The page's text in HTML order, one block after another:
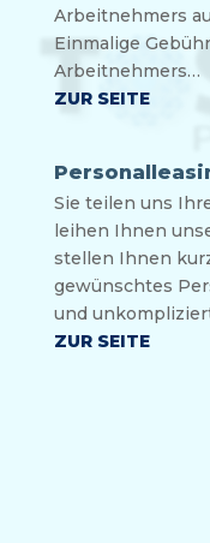
Arbeit­neh­mers
Ein­ma­li­ge
Arbeitnehmers…
ZUR SEITE
Sie tei­len uns
lei­hen Ihnen
stel­len Ihnen
gewünsch­tes
und
ZUR SEITE